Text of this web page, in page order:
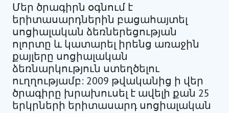
Մեր ծրագիրն օգնում է
երիտասարդներին բացահայտել
սոցիալական ձեռներեցության
ոլորտը և կատարել իրենց առաջին
քայլերը սոցիալական
ձեռնարկություն ստեղծելու
ուղղությամբ: 2009 թվականից ի վեր
ծրագիրը խրախուսել է ավելի քան 25
երկրների երիտասարդ սոցիալական